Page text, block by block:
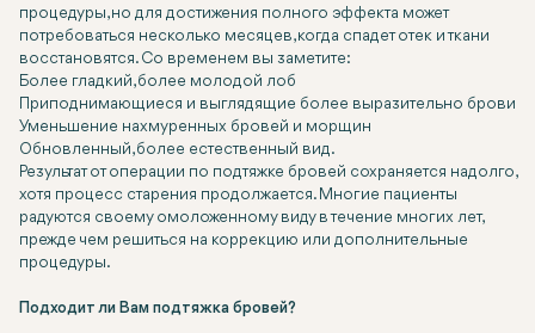
процедуры, но для достижения полного эффекта может
потребоваться несколько месяцев, когда спадет отек и ткани
восстановятся. Со временем вы заметите:
Более гладкий, более молодой лоб
Приподнимающиеся и выглядящие более выразительно брови
Уменьшение нахмуренных бровей и морщин
Обновленный, более естественный вид.
Результат от операции по подтяжке бровей сохраняется надолго,
хотя процесс старения продолжается. Многие пациенты
радуются своему омоложенному виду в течение многих лет,
прежде чем решиться на коррекцию или дополнительные
процедуры.
Подходит ли Вам подтяжка бровей?